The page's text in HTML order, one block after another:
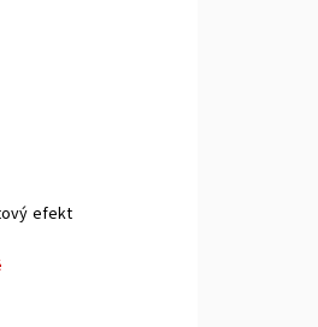
efekt